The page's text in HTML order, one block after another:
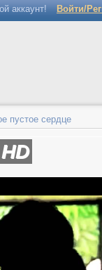
аккаунт! Войти/
пустое сердце
HD